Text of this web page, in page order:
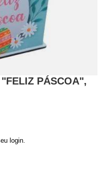
PÁSCOA",
login.